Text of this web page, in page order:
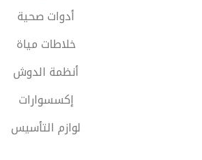
أدوات صحية
خلاطات مياة
أنظمة الدوش
إكسسوارات
لوازم التأسيس